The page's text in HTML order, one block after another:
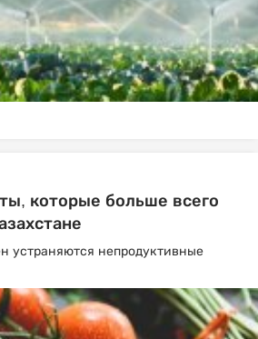
которые больше всего
устраняются непродуктивные